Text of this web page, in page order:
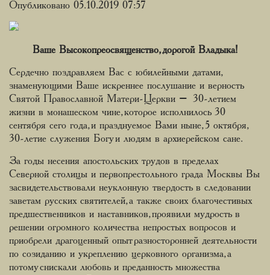
Опубликовано 05.10.2019 07:57
Ваше Высокопреосвященство, дорогой Владыка!
Сердечно поздравляем Вас с юбилейными датами,
знаменующими Ваше искреннее послушание и верность
Святой Православной Матери-Церкви – 30-летием
жизни в монашеском чине, которое исполнилось 30
сентября сего года, и празднуемое Вами ныне, 5 октября,
30-летие служения Богу и людям в архиерейском сане.
За годы несения апостольских трудов в пределах
Северной столицы и первопрестольного града Москвы Вы
засвидетельствовали неуклонную твердость в следовании
заветам русских святителей, а также своих благочестивых
предшественников и наставников, проявили мудрость в
решении огромного количества непростых вопросов и
приобрели драгоценный опыт разносторонней деятельности
по созиданию и укреплению церковного организма, а
потому снискали любовь и преданность множества